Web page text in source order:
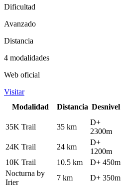
Dificultad
Avanzado
Distancia
4 modalidades
Web oficial
Visitar
Modalidad
Distancia Desnivel
35K Trail 35 km
D+
2300m
24K Trail 24 km
D+
1200m
10K Trail
10.5 km D+ 450m
Nocturna by
Irier
7 km D+ 350m